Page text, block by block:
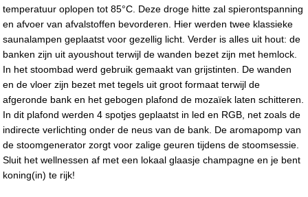
temperatuur oplopen tot 85°C. Deze droge hitte zal spierontspanning
en afvoer van afvalstoffen bevorderen. Hier werden twee klassieke
saunalampen geplaatst voor gezellig licht. Verder is alles uit hout: de
banken zijn uit ayoushout terwijl de wanden bezet zijn met hemlock.
In het stoombad werd gebruik gemaakt van grijstinten. De wanden
en de vloer zijn bezet met tegels uit groot formaat terwijl de
afgeronde bank en het gebogen plafond de mozaïek laten schitteren.
In dit plafond werden 4 spotjes geplaatst in led en RGB, net zoals de
indirecte verlichting onder de neus van de bank. De aromapomp van
de stoomgenerator zorgt voor zalige geuren tijdens de stoomsessie.
Sluit het wellnessen af met een lokaal glaasje champagne en je bent
koning(in) te rijk!